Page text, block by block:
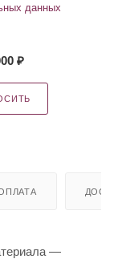
данных
₽
—